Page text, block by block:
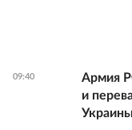
09:40
Армия
и
Украины